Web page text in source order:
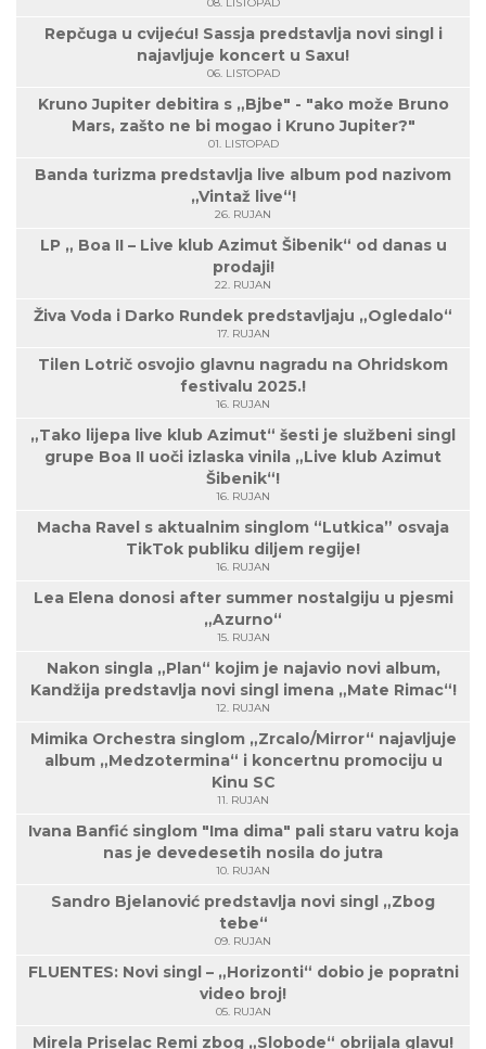
Repčuga u cvijeću! Sassja predstavlja novi singl i
najavljuje koncert u Saxu!
06. LISTOPAD
Kruno Jupiter debitira s „Bjbe" - "ako može Bruno
Mars, zašto ne bi mogao i Kruno Jupiter?"
01. LISTOPAD
Banda turizma predstavlja live album pod nazivom
„Vintaž live“!
26. RUJAN
LP „ Boa II – Live klub Azimut Šibenik“ od danas u
prodaji!
22. RUJAN
Živa Voda i Darko Rundek predstavljaju „Ogledalo“
17. RUJAN
Tilen Lotrič osvojio glavnu nagradu na Ohridskom
festivalu 2025.!
16. RUJAN
„Tako lijepa live klub Azimut“ šesti je službeni singl
grupe Boa II uoči izlaska vinila „Live klub Azimut
Šibenik“!
16. RUJAN
Macha Ravel s aktualnim singlom “Lutkica” osvaja
TikTok publiku diljem regije!
16. RUJAN
Lea Elena donosi after summer nostalgiju u pjesmi
„Azurno“
15. RUJAN
Nakon singla „Plan“ kojim je najavio novi album,
Kandžija predstavlja novi singl imena „Mate Rimac“!
12. RUJAN
Mimika Orchestra singlom „Zrcalo/Mirror“ najavljuje
album „Medzotermina“ i koncertnu promociju u
Kinu SC
11. RUJAN
Ivana Banfić singlom "Ima dima" pali staru vatru koja
nas je devedesetih nosila do jutra
10. RUJAN
Sandro Bjelanović predstavlja novi singl „Zbog
tebe“
09. RUJAN
FLUENTES: Novi singl – „Horizonti“ dobio je popratni
video broj!
05. RUJAN
Mirela Priselac Remi zbog „Slobode“ obrijala glavu!